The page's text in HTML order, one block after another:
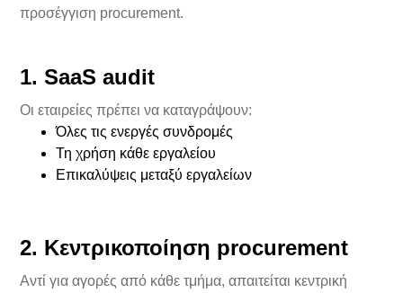
προσέγγιση procurement.
1. SaaS audit
Οι εταιρείες πρέπει να καταγράψουν:
Όλες τις ενεργές συνδρομές
Τη χρήση κάθε εργαλείου
Επικαλύψεις μεταξύ εργαλείων
2. Κεντρικοποίηση procurement
Αντί για αγορές από κάθε τμήμα, απαιτείται κεντρική